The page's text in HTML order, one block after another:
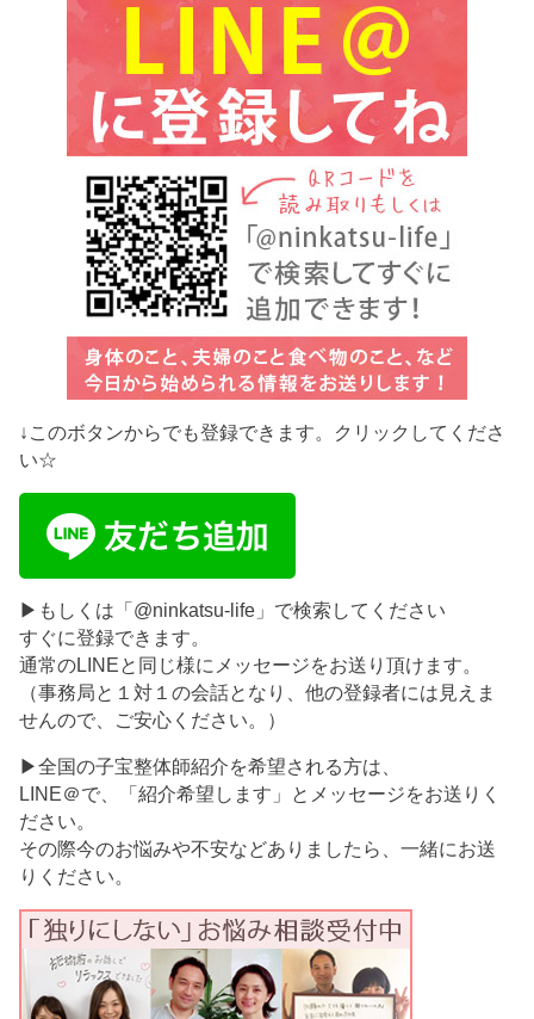
↓このボタンからでも登録できます。クリックしてくださ
い☆
▶もしくは「@ninkatsu-life」で検索してください
すぐに登録できます。
通常のLINEと同じ様にメッセージをお送り頂けます。
（事務局と１対１の会話となり、他の登録者には見えま
せんので、ご安心ください。）
▶全国の子宝整体師紹介を希望される方は、
LINE＠で、「紹介希望します」とメッセージをお送りく
ださい。
その際今のお悩みや不安などありましたら、一緒にお送
りください。